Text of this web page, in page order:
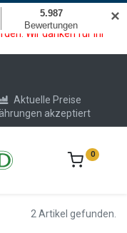
Bezahlmodul. In der
keine Krypto oder
Wir danken für Ihr
Aktuelle Preise
akzeptiert
0
2 Artikel gefunden.
✕